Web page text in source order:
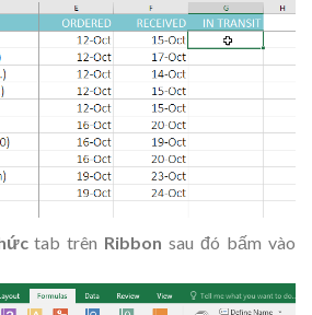
tab trên Ribbonsau đó bấm vào